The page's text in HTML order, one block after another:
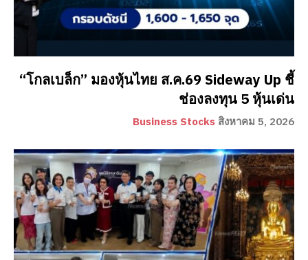
“โกลเบล็ก” มองหุ้นไทย ส.ค.69 Sideway Up ชี้
ช่องลงทุน 5 หุ้นเด่น
Business Stocks สิงหาคม 5, 2026